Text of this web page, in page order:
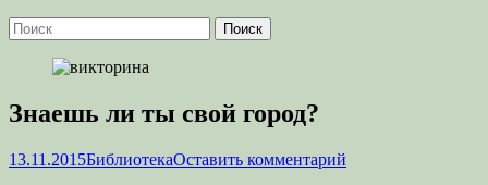
Поиск
Найти:
Знаешь ли ты свой город?
Опубликовано
13.11.2015Автор
БиблиотекаОставить комментарий